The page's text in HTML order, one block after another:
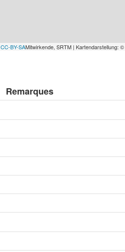
CC-BY-SAMitwirkende, SRTM | Kartendarstellung: ©
Remarques